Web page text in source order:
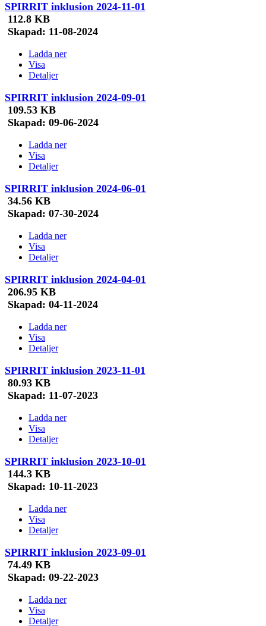
SPIRRIT inklusion 2024-11-01
112.8 KB
Skapad: 11-08-2024
Ladda ner
Visa
Detaljer
SPIRRIT inklusion 2024-09-01
109.53 KB
Skapad: 09-06-2024
Ladda ner
Visa
Detaljer
SPIRRIT inklusion 2024-06-01
34.56 KB
Skapad: 07-30-2024
Ladda ner
Visa
Detaljer
SPIRRIT inklusion 2024-04-01
206.95 KB
Skapad: 04-11-2024
Ladda ner
Visa
Detaljer
SPIRRIT inklusion 2023-11-01
80.93 KB
Skapad: 11-07-2023
Ladda ner
Visa
Detaljer
SPIRRIT inklusion 2023-10-01
144.3 KB
Skapad: 10-11-2023
Ladda ner
Visa
Detaljer
SPIRRIT inklusion 2023-09-01
74.49 KB
Skapad: 09-22-2023
Ladda ner
Visa
Detaljer